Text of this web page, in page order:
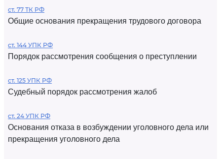
ст. 77 ТК РФ
Общие основания прекращения трудового договора
ст. 144 УПК РФ
Порядок рассмотрения сообщения о преступлении
ст. 125 УПК РФ
Судебный порядок рассмотрения жалоб
ст. 24 УПК РФ
Основания отказа в возбуждении уголовного дела или
прекращения уголовного дела